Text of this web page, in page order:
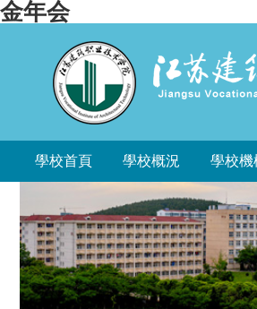
金年会
學校首頁 學校概況 學校機